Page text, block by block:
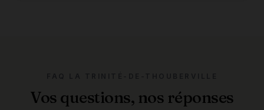
Vos questions, nos réponses